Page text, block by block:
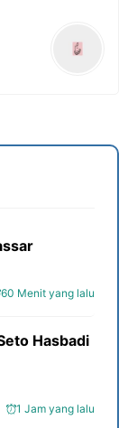
60 Menit yang lalu
Hasbadi
1 Jam yang lalu